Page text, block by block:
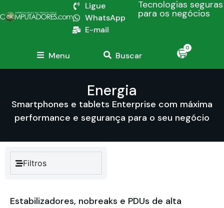
Ligue
WhatsApp
E-mail
Tecnologias seguras
para os negócios
Menu Buscar
0
Energia
Smartphones e tablets Enterprise com máxima
performance e segurança para o seu negócio
Filtros
Estabilizadores, nobreaks e PDUs de alta